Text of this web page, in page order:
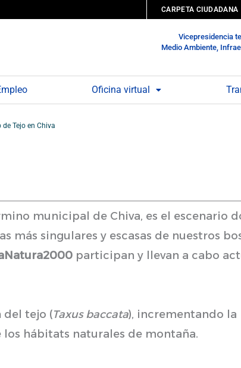
CARPETA CIUDADANA
Vicepresidencia
Medio Ambiente,
Oficina virtual
Tejo en Chiva
municipal de Chiva, es el escenario
más singulares y escasas de nuestros
participan y llevan a cabo
del tejo (Taxus baccata), incrementando la
hábitats naturales de montaña.